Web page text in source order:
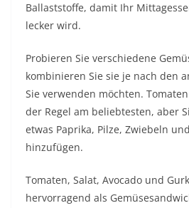
Ballaststoffe, damit Ihr
lecker wird.
Probieren Sie verschiedene
kombinieren Sie sie je nach den
Sie verwenden möchten.
der Regel am beliebtesten, aber
etwas Paprika, Pilze, Zwiebeln
hinzufügen.
Tomaten, Salat, Avocado und
hervorragend als